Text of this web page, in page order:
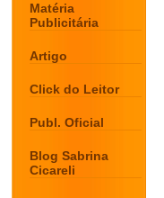
Matéria
Publicitária
Artigo
Click do Leitor
Publ. Oficial
Blog Sabrina
Cicareli